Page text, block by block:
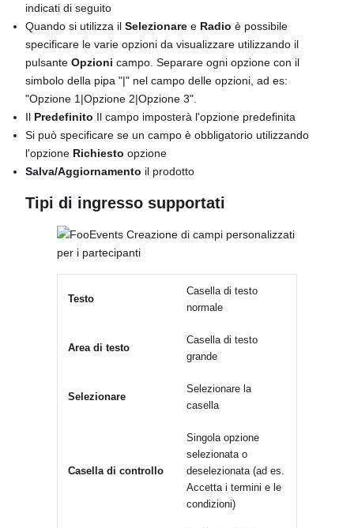
indicati di seguito
Quando si utilizza il Selezionare e Radio è possibile
specificare le varie opzioni da visualizzare utilizzando il
pulsante Opzioni campo. Separare ogni opzione con il
simbolo della pipa "|" nel campo delle opzioni, ad es:
"Opzione 1|Opzione 2|Opzione 3".
Il Predefinito Il campo imposterà l'opzione predefinita
Si può specificare se un campo è obbligatorio utilizzando
l'opzione Richiesto opzione
Salva/Aggiornamento il prodotto
Tipi di ingresso supportati
Testo
Casella di testo
normale
Area di testo
Casella di testo
grande
Selezionare
Selezionare la
casella
Casella di controllo
Singola opzione
selezionata o
deselezionata (ad es.
Accetta i termini e le
condizioni)